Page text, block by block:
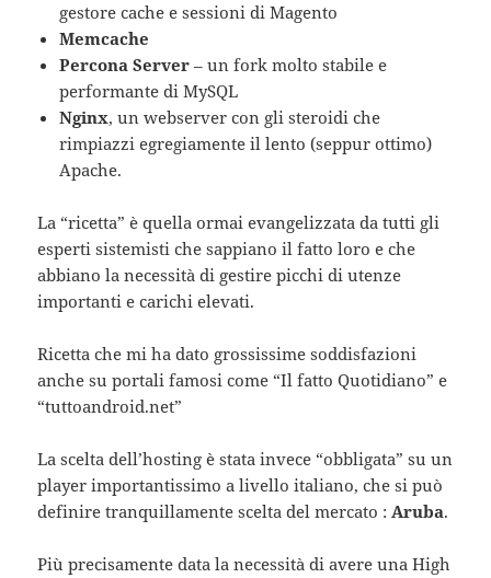
gestore cache e sessioni di Magento
Memcache
Percona Server – un fork molto stabile e
performante di MySQL
Nginx, un webserver con gli steroidi che
rimpiazzi egregiamente il lento (seppur ottimo)
Apache.
La “ricetta” è quella ormai evangelizzata da tutti gli
esperti sistemisti che sappiano il fatto loro e che
abbiano la necessità di gestire picchi di utenze
importanti e carichi elevati.
Ricetta che mi ha dato grossissime soddisfazioni
anche su portali famosi come “Il fatto Quotidiano” e
“tuttoandroid.net”
La scelta dell’hosting è stata invece “obbligata” su un
player importantissimo a livello italiano, che si può
definire tranquillamente scelta del mercato :Aruba.
Più precisamente data la necessità di avere una High